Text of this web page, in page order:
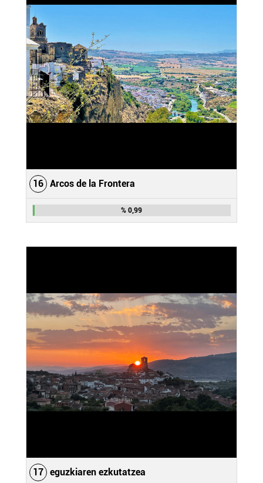
16 Arcos de la Frontera
% 0,99
17 eguzkiaren ezkutatzea